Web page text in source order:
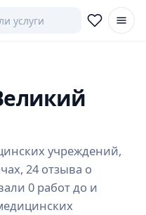
учреждений,
24 отзыва о
0 работ до и